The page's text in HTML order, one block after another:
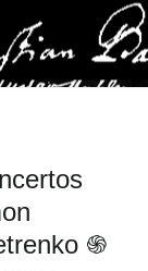
֍